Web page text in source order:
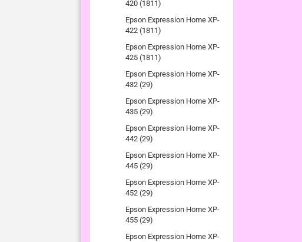
420 (1811)
Epson Expression Home XP-
422 (1811)
Epson Expression Home XP-
425 (1811)
Epson Expression Home XP-
432 (29)
Epson Expression Home XP-
435 (29)
Epson Expression Home XP-
442 (29)
Epson Expression Home XP-
445 (29)
Epson Expression Home XP-
452 (29)
Epson Expression Home XP-
455 (29)
Epson Expression Home XP-